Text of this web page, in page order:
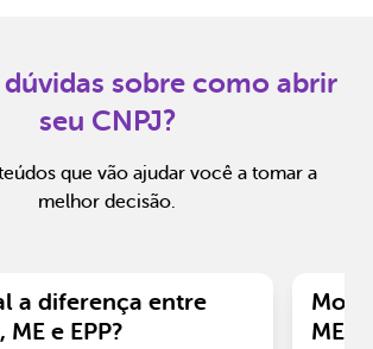
dúvidas sobre como abrir
seu CNPJ?
que vão ajudar você a tomar a
melhor decisão.
a diferença entre
ME e EPP?
ME?